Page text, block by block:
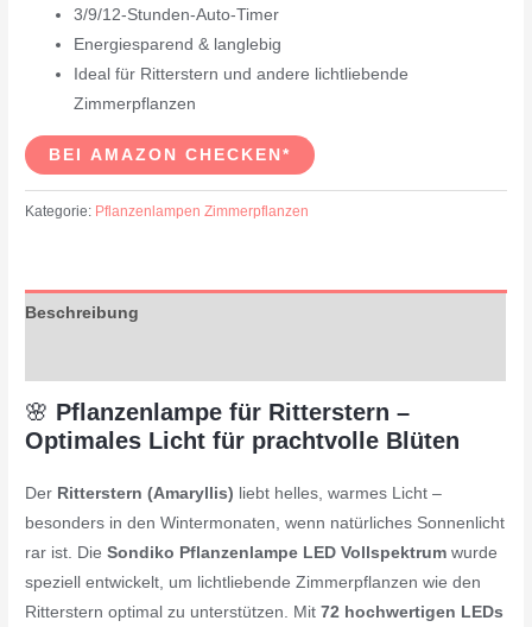
3/9/12-Stunden-Auto-Timer
Energiesparend & langlebig
Ideal für Ritterstern und andere lichtliebende
Zimmerpflanzen
BEI AMAZON CHECKEN*
Kategorie: Pflanzenlampen Zimmerpflanzen
Beschreibung
🌸 Pflanzenlampe für Ritterstern –
Optimales Licht für prachtvolle Blüten
Der Ritterstern (Amaryllis) liebt helles, warmes Licht –
besonders in den Wintermonaten, wenn natürliches Sonnenlicht
rar ist. DieSondiko Pflanzenlampe LED Vollspektrum wurde
speziell entwickelt, um lichtliebende Zimmerpflanzen wie den
Ritterstern optimal zu unterstützen. Mit72 hochwertigen LEDs